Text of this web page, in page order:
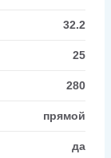
32.2
25
280
прямой
да